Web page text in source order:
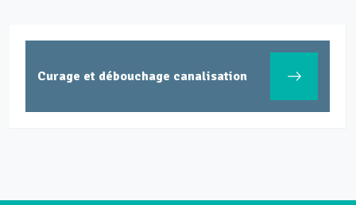
Curage et débouchage canalisation